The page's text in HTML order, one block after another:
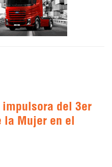
impulsora del 3er
la Mujer en el